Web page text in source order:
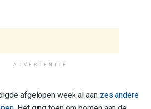
ADVERTENTIE
afgelopen week al aan zes andere